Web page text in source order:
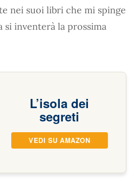
nei suoi libri che mi spinge
si inventerà la prossima
L’isola dei
segreti
VEDI SU AMAZON